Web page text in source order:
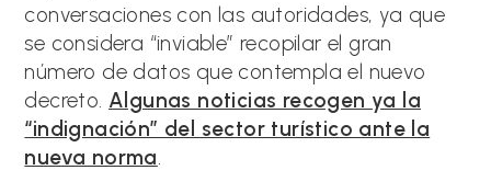
conversaciones con las autoridades, ya que
se considera “inviable” recopilar el gran
número de datos que contempla el nuevo
decreto. Algunas noticias recogen ya la
“indignación” del sector turístico ante la
nueva norma.